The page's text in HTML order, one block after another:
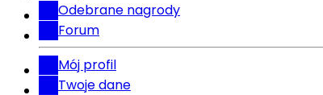
Odebrane nagrody
Forum
Mój profil
Twoje dane